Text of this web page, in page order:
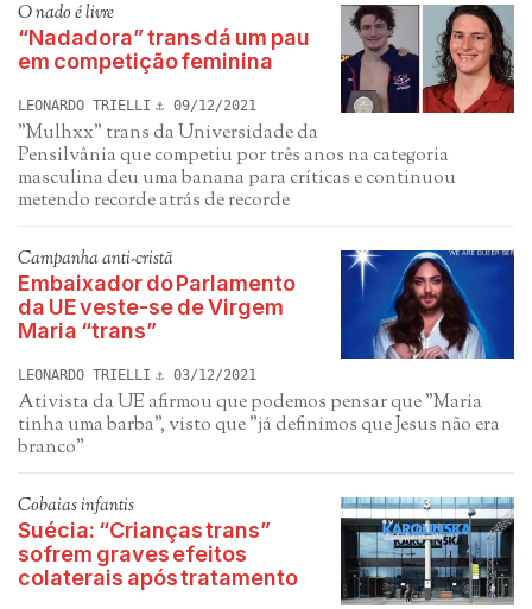
O nado é livre
“Nadadora” trans dá um pau
em competição feminina
LEONARDO TRIELLI 09/12/2021
"Mulhxx" trans da Universidade da
Pensilvânia que competiu por três anos na categoria
masculina deu uma banana para críticas e continuou
metendo recorde atrás de recorde
Campanha anti-cristã
Embaixador do Parlamento
da UE veste-se de Virgem
Maria “trans”
LEONARDO TRIELLI 03/12/2021
Ativista da UE afirmou que podemos pensar que "Maria
tinha uma barba", visto que "já definimos que Jesus não era
branco"
Cobaias infantis
Suécia: “Crianças trans”
sofrem graves efeitos
colaterais após tratamento